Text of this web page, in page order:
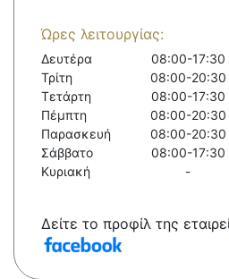
Ώρες λειτουργίας:
Δευτέρα
08:00-17:30
Τρίτη
08:00-20:30
Τετάρτη
08:00-17:30
Πέμπτη
08:00-20:30
Παρασκευή
08:00-20:30
Σάββατο
08:00-17:30
Κυριακή
-
Δείτε το προφίλ της